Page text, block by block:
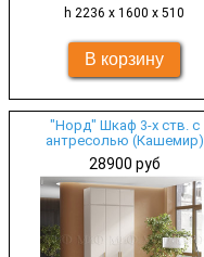
h 2236 х 1600 х 510
"Норд" Шкаф 3-х ств. с
антресолью (Кашемир)
28900 руб